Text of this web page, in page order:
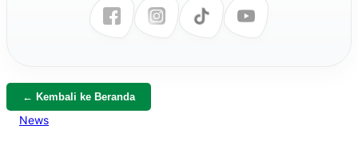
← Kembali ke Beranda
News